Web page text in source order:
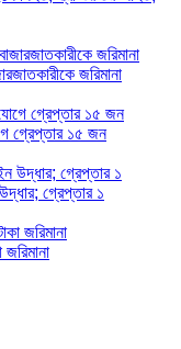
জরিমানা
গ্রেপ্তার ১৫ জন
গ্রেপ্তার ১